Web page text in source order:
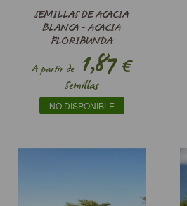
SEMILLAS DE ACACIA
BLANCA - ACACIA
FLORIBUNDA
A partir de1,87€
Semillas
NO DISPONIBLE